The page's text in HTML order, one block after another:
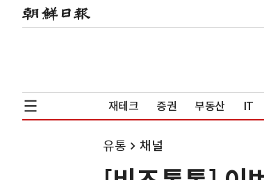
재테크 증권 부동산 IT
유통 채널